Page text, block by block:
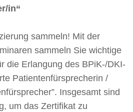
in“
sammeln! Mit der
sammeln Sie wichtige
die Erlangung des BPiK-/DKI-
Patientenfürsprecherin /
Insgesamt sind
um das Zertifikat zu